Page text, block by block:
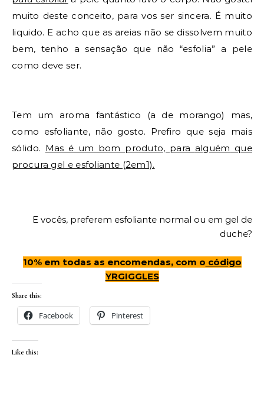
muito deste conceito, para vos ser sincera. É muito
liquido. E acho que as areias não se dissolvem muito
bem, tenho a sensação que não “esfolia” a pele
como deve ser.
Tem um aroma fantástico (a de morango) mas,
como esfoliante, não gosto. Prefiro que seja mais
sólido. Mas é um bom produto, para alguém que
procura gel e esfoliante (2em1).
E vocês, preferem esfoliante normal ou em gel de
duche?
10% em todas as encomendas, com o código
YRGIGGLES
Share this:
Facebook Pinterest
Like this: